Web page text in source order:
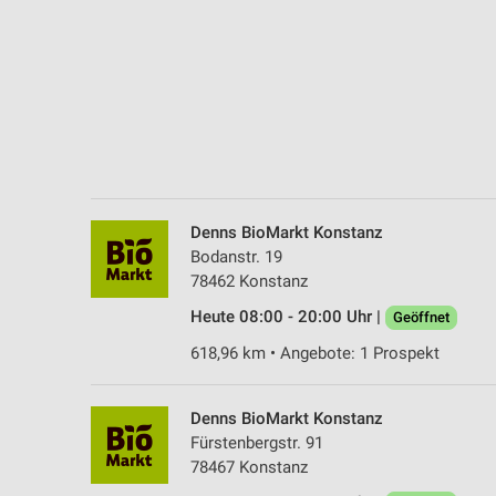
Denns BioMarkt Konstanz
Bodanstr. 19
78462 Konstanz
Heute 08:00 - 20:00 Uhr |
Geöffnet
618,96 km • Angebote: 1 Prospekt
Denns BioMarkt Konstanz
Fürstenbergstr. 91
78467 Konstanz
Verwendung genauer Standortdaten
Geräte anhand von aktiv angeforderten Informationen
Nicht-IAB-Verarbeitungszwecke:
Performance
Funktional